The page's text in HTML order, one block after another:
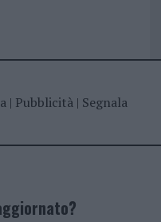
| Pubblicità| Segnala